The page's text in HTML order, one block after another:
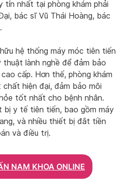
tín nhất tại phòng khám phải
bác sĩ Vũ Thái Hoàng, bác
hệ thống máy móc tiên tiến
thuật lành nghề để đảm bảo
cấp. Hơn thế, phòng khám
hiện đại, đảm bảo môi
tốt nhất cho bệnh nhân.
bị y tế tiên tiến, bao gồm máy
và nhiều thiết bị đắt tiền
và điều trị.
NAM KHOA ONLINE